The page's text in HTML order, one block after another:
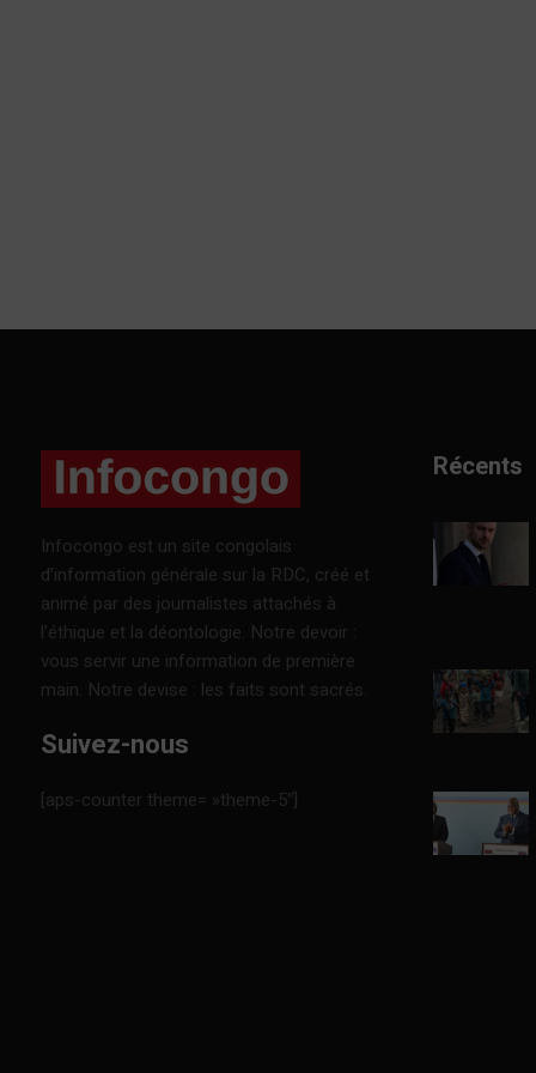
Infocongo est un site congolais
d’information générale sur la RDC, créé et
animé par des journalistes attachés à
l’éthique et la déontologie. Notre devoir :
vous servir une information de première
main. Notre devise : les faits sont sacrés.
Suivez-nous
[aps-counter theme= »theme-5″]
Récents